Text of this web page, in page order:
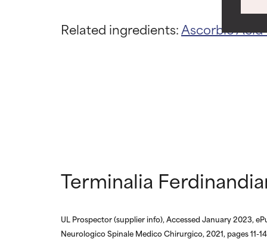
Related ingredients:Ascorbic Acid
Terminalia
UL Prospector (supplier info), Accessed January 2023,
Neurologico Spinale Medico Chirurgico, 2021, pages 11-14
SLECHTSTE
Kan irritatie,
We hebben
SLECHTSTE
Kan irritatie,
We hebben